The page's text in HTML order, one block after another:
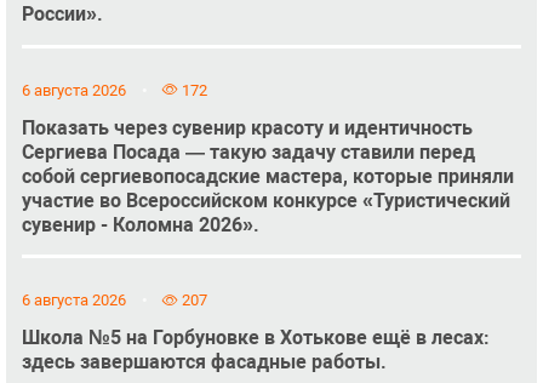
России».
6 августа 2026 172
Показать через сувенир красоту и идентичность
Сергиева Посада — такую задачу ставили перед
собой сергиевопосадские мастера, которые приняли
участие во Всероссийском конкурсе «Туристический
сувенир - Коломна 2026».
6 августа 2026 207
Школа №5 на Горбуновке в Хотькове ещё в лесах:
здесь завершаются фасадные работы.